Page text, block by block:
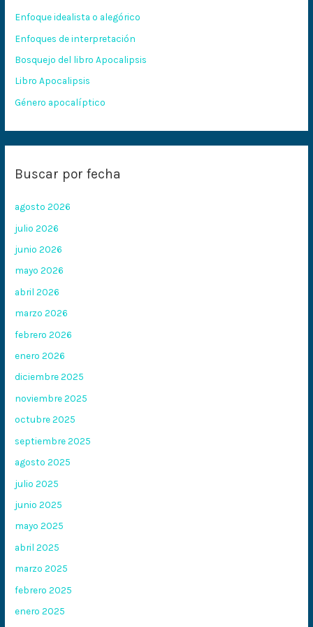
p
o
r
:
Enfoque idealista o alegórico
Enfoques de interpretación
Bosquejo del libro Apocalipsis
Libro Apocalipsis
Género apocalíptico
Buscar por fecha
agosto 2026
julio 2026
junio 2026
mayo 2026
abril 2026
marzo 2026
febrero 2026
enero 2026
diciembre 2025
noviembre 2025
octubre 2025
septiembre 2025
agosto 2025
julio 2025
junio 2025
mayo 2025
abril 2025
marzo 2025
febrero 2025
enero 2025